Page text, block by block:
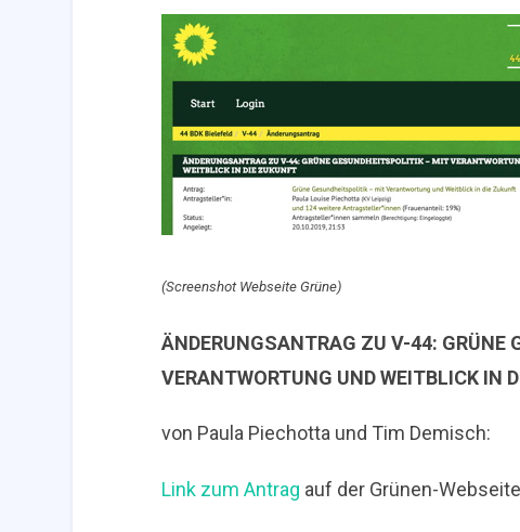
(Screenshot Webseite Grüne)
ÄNDERUNGSANTRAG ZU V-44: GRÜNE
VERANTWORTUNG UND WEITBLICK IN
von Paula Piechotta und Tim Demisch:
Link zum Antrag auf der Grünen-